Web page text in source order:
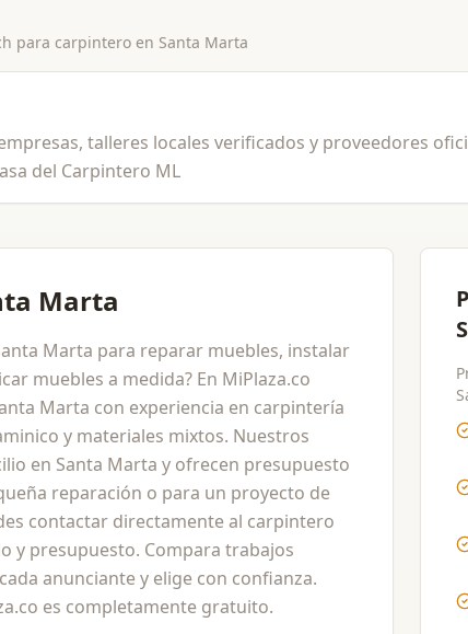
para carpintero en Santa Marta
talleres locales verificados y proveedores
del Carpintero ML
Marta
Marta para reparar muebles, instalar
muebles a medida? En MiPlaza.co
Marta con experiencia en carpintería
y materiales mixtos. Nuestros
en Santa Marta y ofrecen presupuesto
reparación o para un proyecto de
contactar directamente al carpintero
y presupuesto. Compara trabajos
anunciante y elige con confianza.
es completamente gratuito.